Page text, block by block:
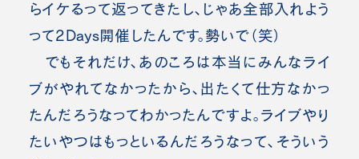
らイケるって返ってきたし、じゃあ全部入れよう
って2Days開催したんです。勢いで（笑）
でもそれだけ、あのころは本当にみんなライ
ブがやれてなかったから、出たくて仕方なかっ
たんだろうなってわかったんですよ。ライブやり
たいやつはもっといるんだろうなって、そういう